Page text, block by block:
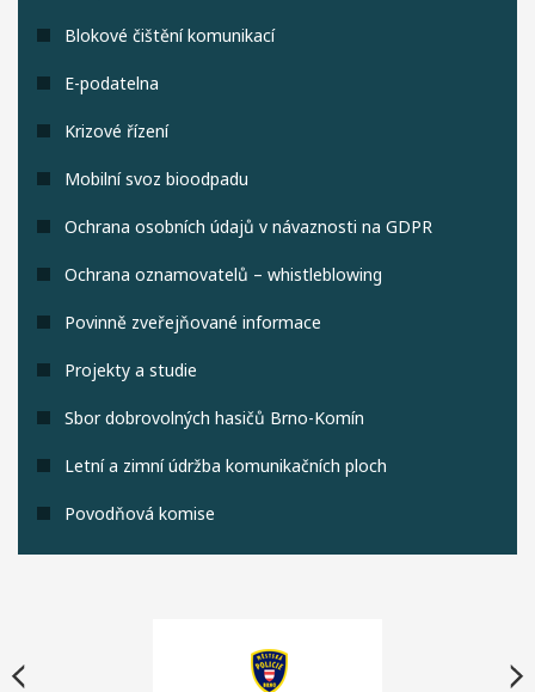
Blokové čištění komunikací
E-podatelna
Krizové řízení
Mobilní svoz bioodpadu
Ochrana osobních údajů v návaznosti na GDPR
Ochrana oznamovatelů – whistleblowing
Povinně zveřejňované informace
Projekty a studie
Sbor dobrovolných hasičů Brno-Komín
Letní a zimní údržba komunikačních ploch
Povodňová komise